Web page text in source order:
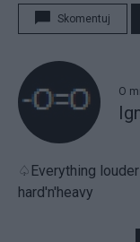
Skomentuj
O
♤Everything
hard'n'heavy